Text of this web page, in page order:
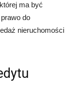
ma być
do
nieruchomości